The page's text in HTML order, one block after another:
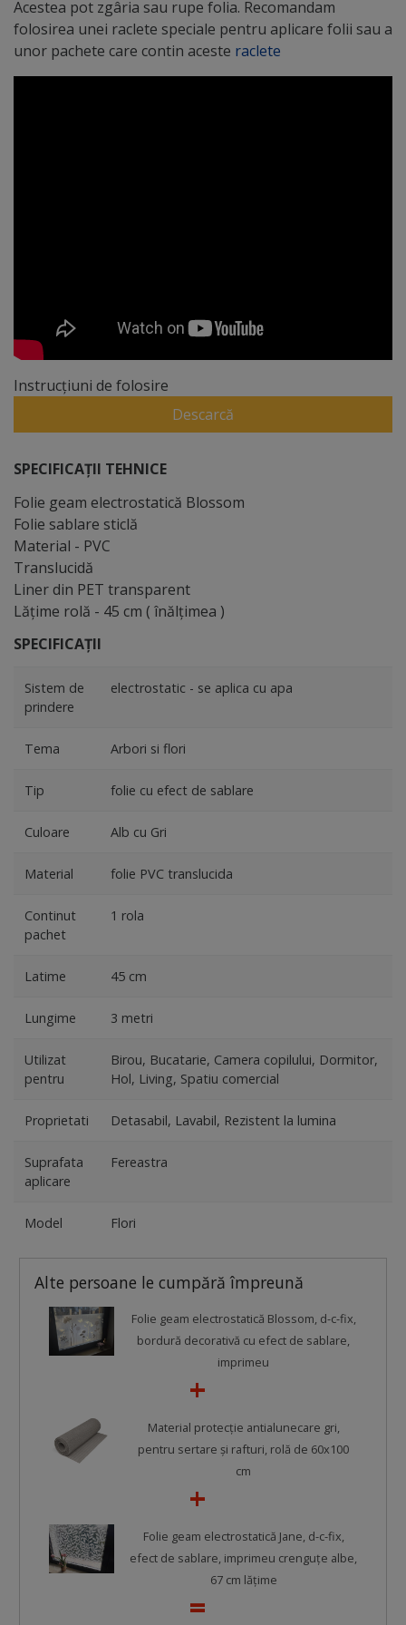
Acestea pot zgâria sau rupe folia. Recomandam
folosirea unei raclete speciale pentru aplicare folii sau a
unor pachete care contin aceste raclete
Instrucțiuni de folosire
Descarcă
SPECIFICAȚII TEHNICE
Folie geam electrostatică Blossom
Folie sablare sticlă
Material - PVC
Translucidă
Liner din PET transparent
Lăţime rolă - 45 cm ( înălţimea )
SPECIFICAȚII
Sistem de
prindere
electrostatic - se aplica cu apa
Tema Arbori si flori
Tip folie cu efect de sablare
Culoare Alb cu Gri
Material folie PVC translucida
Continut
pachet
1 rola
Latime 45 cm
Lungime 3 metri
Utilizat
pentru
Birou, Bucatarie, Camera copilului, Dormitor,
Hol, Living, Spatiu comercial
Proprietati Detasabil, Lavabil, Rezistent la lumina
Suprafata
aplicare
Fereastra
Model Flori
Alte persoane le cumpără împreună
Folie geam electrostatică Blossom, d-c-fix,
bordură decorativă cu efect de sablare,
imprimeu
Material protecţie antialunecare gri,
pentru sertare şi rafturi, rolă de 60x100
cm
Folie geam electrostatică Jane, d-c-fix,
efect de sablare, imprimeu crenguţe albe,
67 cm lățime